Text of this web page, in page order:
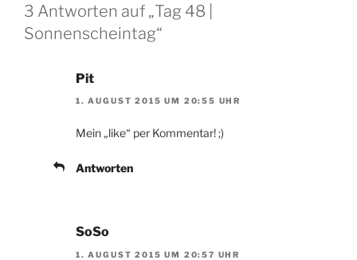
3 Antworten auf „Tag 48 |
Sonnenscheintag“
Pit
1. AUGUST 2015 UM 20:55 UHR
Mein „like“ per Kommentar! ;)
Antworten
SoSo
1. AUGUST 2015 UM 20:57 UHR